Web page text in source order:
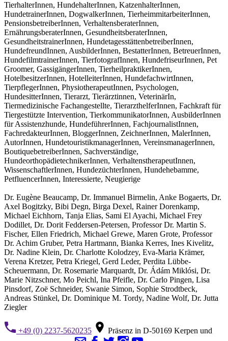
TierhalterInnen, HundehalterInnen, KatzenhalterInnen,
HundetrainerInnen, DogwalkerInnen, TierheimmitarbeiterInnen,
PensionsbetreiberInnen, VerhaltensberaterInnen,
ErnährungsberaterInnen, GesundheitsberaterInnen,
GesundheitstrainerInnen, HundetagesstättenbetreiberInnen,
HundefreundInnen, AusbilderInnen, BestatterInnen, BetreuerInnen,
HundefilmtrainerInnen, TierfotografInnen, HundefriseurInnen, Pet
Groomer, GassigängerInnen, TierheilpraktikerInnen,
HotelbesitzerInnen, HotelleiterInnen, HundefachwirtInnen,
TierpflegerInnen, PhysiotherapeutInnen, Psychologen,
HundesitterInnen, Tierarzt, Tierärztinnen, VeterinärIn,
Tiermedizinische Fachangestellte, TierarzthelferInnen, Fachkraft für
Tiergestützte Intervention, TierkommunikatorInnen, AusbilderInnen
für Assistenzhunde, HundeführerInnen, FachjournalistInnen,
FachredakteurInnen, BloggerInnen, ZeichnerInnen, MalerInnen,
AutorInnen, HundetouristikmanagerInnen, VereinsmanagerInnen,
BoutiquebetreiberInnen, Sachverständige,
HundeorthopädietechnikerInnen, VerhaltenstherapeutInnen,
WissenschaftlerInnen, HundezüchterInnen, Hundehebamme,
PetfluencerInnen, Interessierte, Neugierige
Dr. Eugène Beaucamp, Dr. Immanuel Birmelin, Anke Bogaerts, Dr.
Axel Bogitzky, Bibi Degn, Birga Dexel, Rainer Dorenkamp,
Michael Eichhorn, Tanja Elias, Sami El Ayachi, Michael Frey
Dodillet, Dr. Dorit Feddersen-Petersen, Professor Dr. Martin S.
Fischer, Ellen Friedrich, Michael Grewe, Maren Grote, Professor
Dr. Achim Gruber, Petra Hartmann, Bianka Kerres, Ines Kivelitz,
Dr. Nadine Klein, Dr. Charlotte Kolodzey, Eva-Maria Krämer,
Verena Kretzer, Petra Kriegel, Gerd Leder, Perdita Lübbe-
Scheuermann, Dr. Rosemarie Marquardt, Dr. Ádám Miklósi, Dr.
Marie Nitzschner, Mo Peichl, Ina Pfeifle, Dr. Carlo Pingen, Lisa
Pinsdorf, Zoë Schneider, Swanie Simon, Sophie Strodtbeck,
Andreas Stünkel, Dr. Dominique M. Tordy, Nadine Wolf, Dr. Jutta
Ziegler
+49 (0) 2237-5620235
Präsenz in D-50169 Kerpen und